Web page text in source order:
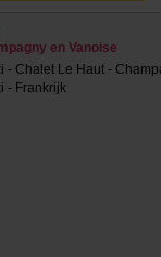
en Vanoise